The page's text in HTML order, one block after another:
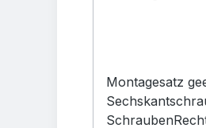
Montagesatz